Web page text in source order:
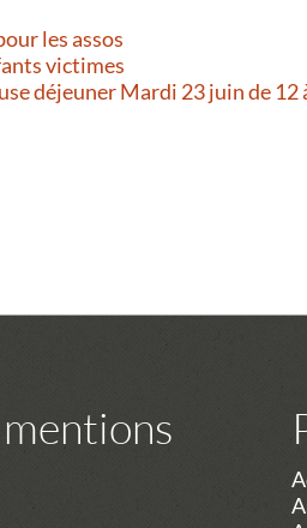
les assos
victimes
déjeuner Mardi 23 juin de 12